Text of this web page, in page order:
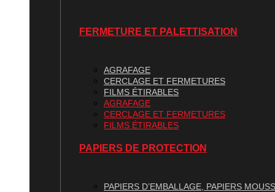
FERMETURE ET PALETTISATION
AGRAFAGE
CERCLAGE ET FERMETURES
FILMS ÉTIRABLES
AGRAFAGE
CERCLAGE ET FERMETURES
FILMS ÉTIRABLES
PAPIERS DE PROTECTION
PAPIERS D’EMBALLAGE, PAPIERS